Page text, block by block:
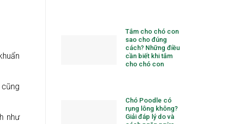
như
Tắm cho chó con
sao cho đúng
cách? Những điều
cần biết khi tắm
cho chó con
Chó Poodle có
rụng lông không?
Giải đáp lý do và